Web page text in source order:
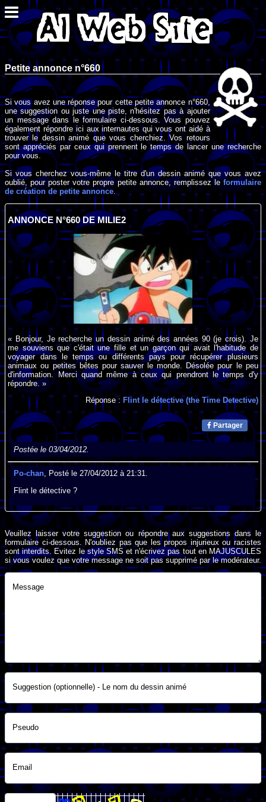
Petite annonce n°660
Si vous avez une réponse pour cette petite annonce n°660,
une suggestion ou juste une piste, n'hésitez pas à ajouter
un message dans le formulaire ci-dessous. Vous pouvez
également répondre ici aux internautes qui vous ont aidé à
trouver le dessin animé que vous cherchiez. Vos retours
sont appréciés par ceux qui prennent le temps de lancer une recherche
pour vous.
Si vous cherchez vous-même le titre d'un dessin animé que vous avez
oublié, pour poster votre propre petite annonce, remplissez leformulaire
de création de petite annonce .
ANNONCE N°660 DE MILIE2
« Bonjour, Je recherche un dessin animé des années 90 (je crois). Je
me souviens que c'était une fille et un garçon qui avait l'habitude de
voyager dans le temps ou différents pays pour récupérer plusieurs
animaux ou petites bêtes pour sauver le monde. Désolée pour le peu
d'information. Merci quand même à ceux qui prendront le temps d'y
répondre. »
Réponse : Flint le détective (the Time Detective)
Partager
Postée le 03/04/2012.
Po-chan, Posté le 27/04/2012 à 21:31.
Flint le détective ?
Veuillez laisser votre suggestion ou répondre aux suggestions dans le
formulaire ci-dessous. N'oubliez pas que les propos injurieux ou racistes
sont interdits. Evitez le style SMS et n'écrivez pas tout en MAJUSCULES
si vous voulez que votre message ne soit pas supprimé par le modérateur.
Message
Suggestion (optionnelle) - Le nom du dessin animé
Pseudo
Email